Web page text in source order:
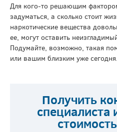
Для кого-то решающим
задуматься, а сколько стоит
наркотические вещества
ее, могут оставить
Подумайте, возможно, такая
или вашим близким уже сегодня.
Получить
специалиста